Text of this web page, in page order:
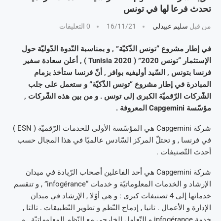
تحدث فرعا لها في تونس
من قبل سليم عبيدلي 16/11/21 0 التعليقات
في إطار مشروع “تونس الذّكيّة” , و بمناسبة النّدوة الدّوليّة حول
الإستثمار “تونس 2020” ( Tunisia 2020 ) , أعلن سعادة سفير
فرنسا بتونس , السّيد أوليفيه بوافر , أنّ فرنسا ستأخذ بزمام
المبادرة في إطار مشروع “تونس الذّكيّة” و ستعمل على جلب
الشّركات الرّقميّة الكبرى إلى تونس . و من بين هذه الشّركات ,
مؤسّسة Capgemini المعروفة .
شركة Capgemini هي المؤسّسة الأولى للخدمات الرّقميّة ( ESN )
في فرنسا , و تحتلّ المركز السّادس عالميّا في هذا المجال حسب
أحدث التّصنيفات .
شركة Capgemini هي أحد الفاعلين أصحاب الرّيادة في ميدان
الإرشاد و الخدمات المعلوماتيّة و خدمات “infogérance” , و تنقسم
خدماتها إلى 4 تصنيفات كبرى : و هي أوّلا , الإرشاد في ميدان
الإدارة و الأعمال . ثانيا , إدماج النّظم و تطوير التّطبيقات . ثالثا ,